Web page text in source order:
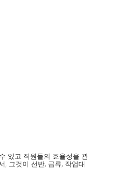
있고 직원들의 효율성을 관
, 그것이 선반, 급류, 작업대